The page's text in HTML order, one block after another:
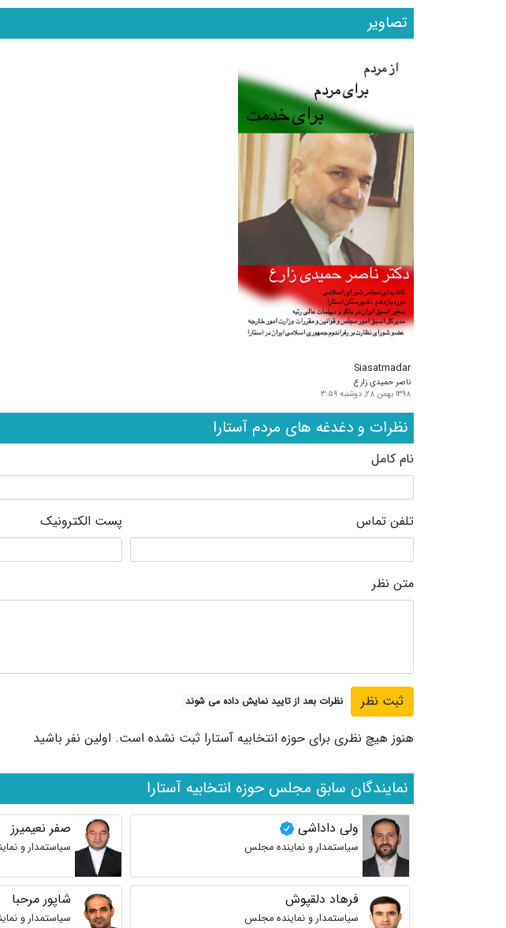
تصاویر
Siasatmadar
ناصر حمیدی زارع
۱۳۹۸ بهمن ۲۸, دوشنبه ۳:۵۹
نظرات و دغدغه های مردم آستارا
نام کامل
تلفن تماس پست الکترونیک
متن نظر
نظرات بعد از تایید نمایش داده می شوند
هنوز هیچ نظری برای حوزه انتخابیه آستارا ثبت نشده است. اولین نفر باشید
نمایندگان سابق مجلس حوزه انتخابیه آستارا
ولی داداشی
سیاستمدار و نماینده مجلس
صفر نعیمیرز
سیاستمدار و
فرهاد دلقپوش
سیاستمدار و نماینده مجلس
شاپور مرحبا
سیاستمدار و